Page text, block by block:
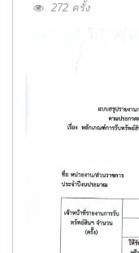
272 ครั้ง